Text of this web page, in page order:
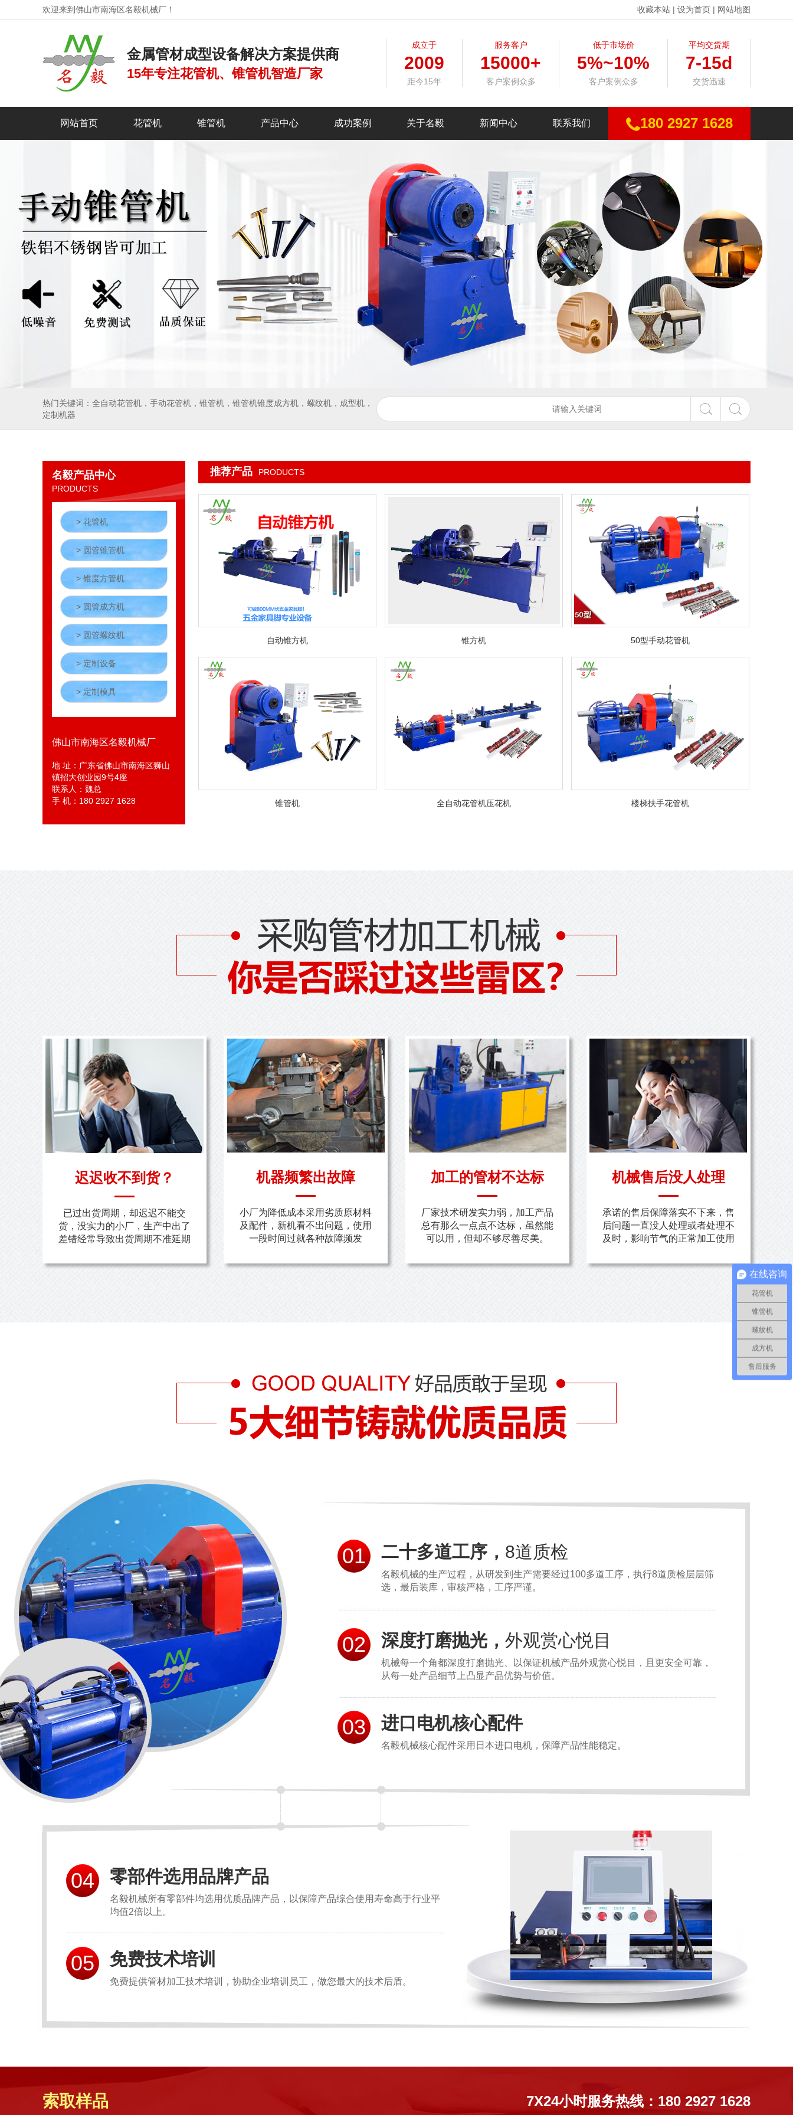
欢迎来到佛山市南海区名毅机械厂！ 收藏本站 | 设为首页 | 网站地图
金属管材成型设备解决方案提供商
15年专注花管机、锥管机智造厂家
成立于
2009
距今15年
服务客户
15000+
客户案例众多
低于市场价
5%~10%
客户案例众多
平均交货期
7-15d
交货迅速
网站首页 花管机 锥管机 产品中心 成功案例 关于名毅 新闻中心 联系我们 180 2927 1628
热门关键词： 全自动花管机 ， 手动花管机 ， 锥管机 ， 锥管机锥度成方机 ， 螺纹机 ， 成型机 ，
定制机器
名毅产品中心
PRODUCTS
> 花管机
> 圆管锥管机
> 锥度方管机
> 圆管成方机
> 圆管螺纹机
> 定制设备
> 定制模具
佛山市南海区名毅机械厂
地 址：广东省佛山市南海区狮山
镇招大创业园9号4座
联系人：魏总
手 机：180 2927 1628
推荐产品 PRODUCTS
自动锥方机 锥方机 50型手动花管机
锥管机 全自动花管机压花机 楼梯扶手花管机
迟迟收不到货？
已过出货周期，却迟迟不能交
货，没实力的小厂，生产中出了
差错经常导致出货周期不准延期
机器频繁出故障
小厂为降低成本采用劣质原材料
及配件，新机看不出问题，使用
一段时间过就各种故障频发
加工的管材不达标
厂家技术研发实力弱，加工产品
总有那么一点点不达标，虽然能
可以用，但却不够尽善尽美。
机械售后没人处理
承诺的售后保障落实不下来，售
后问题一直没人处理或者处理不
及时，影响节气的正常加工使用
01 二十多道工序， 8道质检
名毅机械的生产过程，从研发到生产需要经过100多道工序，执行8道质检层层筛
选，最后装库，审核严格，工序严谨。
02 深度打磨抛光， 外观赏心悦目
机械每一个角都深度打磨抛光、以保证机械产品外观赏心悦目，且更安全可靠，
从每一处产品细节上凸显产品优势与价值。
03 进口电机核心配件
名毅机械核心配件采用日本进口电机，保障产品性能稳定。
04 零部件选用品牌产品
名毅机械所有零部件均选用优质品牌产品，以保障产品综合使用寿命高于行业平
均值2倍以上。
05 免费技术培训
免费提供管材加工技术培训，协助企业培训员工，做您最大的技术后盾。
索取样品 7X24小时服务热线：180 2927 1628
在线咨询
花管机
锥管机
螺纹机
成方机
售后服务